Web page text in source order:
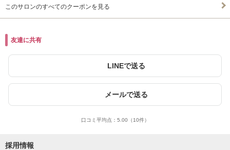
このサロンのすべてのクーポンを見る
友達に共有
LINEで送る
メールで送る
口コミ平均点： 5.00 （10件）
採用情報